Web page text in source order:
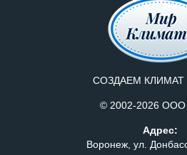
СОЗДАЕМ КЛИМАТ
© 2002-2026
Адрес:
Воронеж, ул.